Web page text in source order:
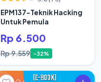
EPM137-Teknik Hacking
Untuk Pemula
Rp 6.500
Rp 9.559 -32%